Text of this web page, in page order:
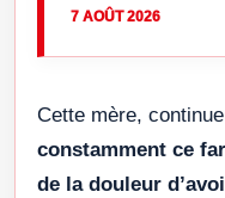
7 AOÛT 2026
Cette mère,
constamment ce
de la douleur